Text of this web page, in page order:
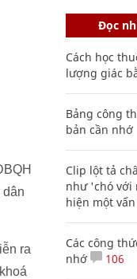
dân
ra
Đọc
Cách học
lượng giác
Bảng công
bản cần nhớ
Clip lột tả
như 'chó với
hiện một
Các công
nhớ
106